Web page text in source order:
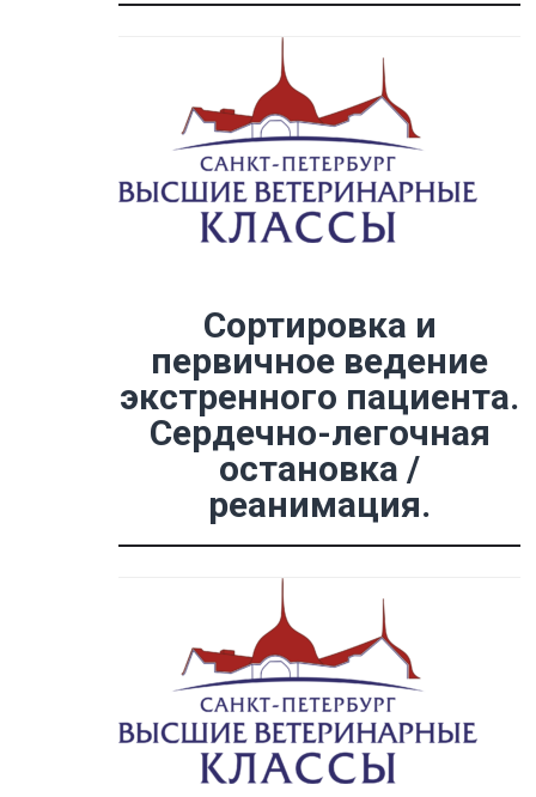
Сортировка и
первичное ведение
экстренного пациента.
Сердечно-легочная
остановка /
реанимация.